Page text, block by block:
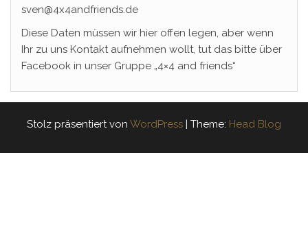
sven@4x4andfriends.de
Diese Daten müssen wir hier offen legen, aber wenn
Ihr zu uns Kontakt aufnehmen wollt, tut das bitte über
Facebook in unser Gruppe „4×4 and friends“
Stolz präsentiert von WordPress | Theme: Head Blog